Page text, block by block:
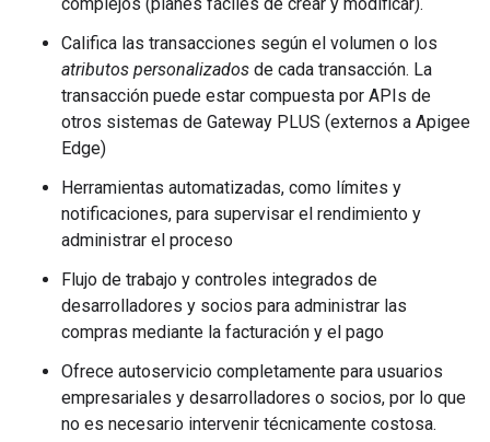
Califica las transacciones según el volumen o los
atributos personalizados de cada transacción. La
transacción puede estar compuesta por APIs de
otros sistemas de Gateway PLUS (externos a Apigee
Edge)
Herramientas automatizadas, como límites y
notificaciones, para supervisar el rendimiento y
administrar el proceso
Flujo de trabajo y controles integrados de
desarrolladores y socios para administrar las
compras mediante la facturación y el pago
Ofrece autoservicio completamente para usuarios
empresariales y desarrolladores o socios, por lo que
no es necesario intervenir técnicamente costosa.